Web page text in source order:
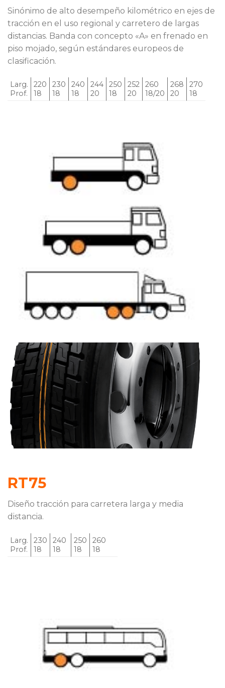
Sinónimo de alto desempeño kilométrico en ejes de
tracción en el uso regional y carretero de largas
distancias. Banda con concepto «A» en frenado en
piso mojado, según estándares europeos de
clasificación.
Larg.
Prof.
220
18
230
18
240
18
244
20
250
18
252
20
260
18/20
268
20
270
18
RT75
Diseño tracción para carretera larga y media
distancia.
Larg.
Prof.
230
18
240
18
250
18
260
18